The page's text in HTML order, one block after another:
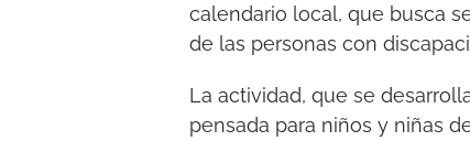
calendario local, que busca
de las personas con
La actividad, que se
pensada para niños y niñas